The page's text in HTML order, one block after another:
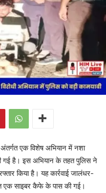
अंतर्गत एक विशेष अभियान में नशा
गई है। इस अभियान के तहत पुलिस ने
किया है। यह कार्रवाई जालंधर-
एक साइबर कैफे के पास की गई।